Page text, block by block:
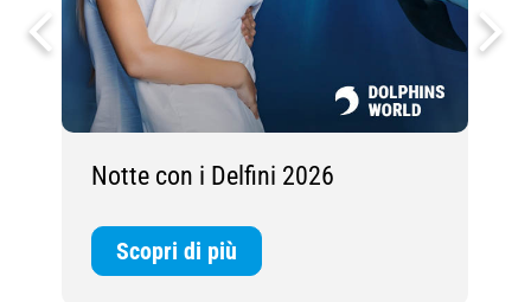
Notte con i Delfini 2026
Scopri di più